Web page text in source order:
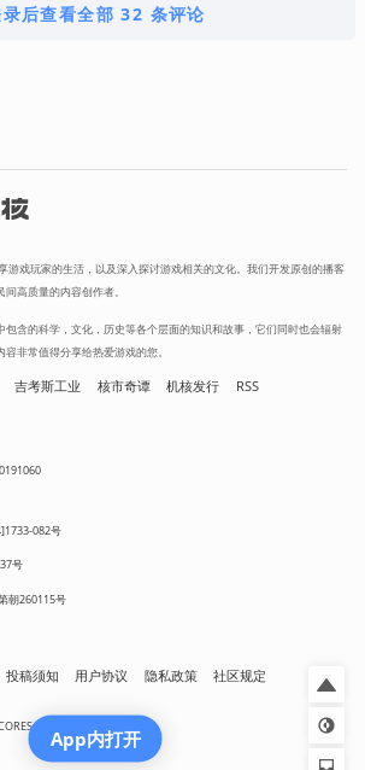
后查看全部 32 条评论
游戏玩家的生活，以及深入探讨游戏相关的文化。我们开发原创的播客
高质量的内容创作者。
包含的科学，文化，历史等各个层面的知识和故事，它们同时也会辐射
非常值得分享给热爱游戏的您。
吉考斯工业 核市奇谭 机核发行 RSS
082号
号
朝260115号
投稿须知 用户协议 隐私政策
社区规定
All Rights Reserved
App内打开